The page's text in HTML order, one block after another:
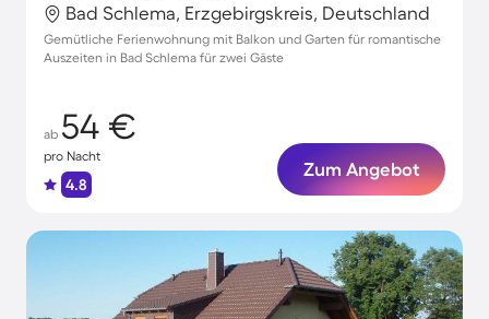
Bad Schlema, Erzgebirgskreis, Deutschland
Gemütliche Ferienwohnung mit Balkon und Garten für romantische
Auszeiten in Bad Schlema für zwei Gäste
ab 54 €
pro Nacht
4.8
Zum Angebot